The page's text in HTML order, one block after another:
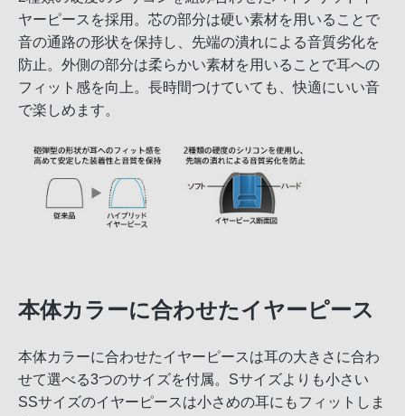
ヤーピースを採用。芯の部分は硬い素材を用いることで
音の通路の形状を保持し、先端の潰れによる音質劣化を
防止。外側の部分は柔らかい素材を用いることで耳への
フィット感を向上。長時間つけていても、快適にいい音
で楽しめます。
本体カラーに合わせたイヤーピース
本体カラーに合わせたイヤーピースは耳の大きさに合わ
せて選べる3つのサイズを付属。Sサイズよりも小さい
SSサイズのイヤーピースは小さめの耳にもフィットしま